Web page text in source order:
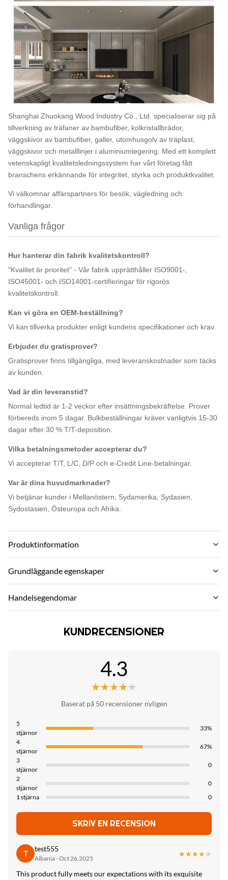
Shanghai Zhuokang Wood Industry Co., Ltd. specialiserar sig på
tillverkning av träfaner av bambufiber, kolkristallbrädor,
väggskivor av bambufiber, galler, utomhusgolv av träplast,
väggskivor och metalllinjer i aluminiumlegering. Med ett komplett
vetenskapligt kvalitetsledningssystem har vårt företag fått
branschens erkännande för integritet, styrka och produktkvalitet.
Vi välkomnar affärspartners för besök, vägledning och
förhandlingar.
Vanliga frågor
Hur hanterar din fabrik kvalitetskontroll?
"Kvalitet är prioritet" - Vår fabrik upprätthåller ISO9001-,
ISO45001- och ISO14001-certifieringar för rigorös
kvalitetskontroll.
Kan vi göra en OEM-beställning?
Vi kan tillverka produkter enligt kundens specifikationer och krav.
Erbjuder du gratisprover?
Gratisprover finns tillgängliga, med leveranskostnader som täcks
av kunden.
Vad är din leveranstid?
Normal ledtid är 1-2 veckor efter insättningsbekräftelse. Prover
förbereds inom 5 dagar. Bulkbeställningar kräver vanligtvis 15-30
dagar efter 30 % T/T-deposition.
Vilka betalningsmetoder accepterar du?
Vi accepterar T/T, L/C, D/P och e-Credit Line-betalningar.
Var är dina huvudmarknader?
Vi betjänar kunder i Mellanöstern, Sydamerika, Sydasien,
Sydostasien, Östeuropa och Afrika.
Produktinformation
Material:
Function:
Modern,Modern & Elegant Design
Decoration,school,office
Thickness:
5/8mm
Packing:
Packed by carton and Pallet
Design:
simple design,Mordern
High Light:
Fuktsäker bambu kolfiberskiva
8 mm bambu kolskiva med träkorn
Grundläggande egenskaper
Varumärke:
PRODUKTMODEL:
Handelsegendomar
Tillgångskapacitet:
6000 meter per day
KUNDRECENSIONER
4.3
★★★★★
★★★★★
Baserat på 50 recensioner nyligen
5
stjärnor
33%
4
stjärnor
67%
3
stjärnor
0
2
stjärnor
0
1 stjärna
0
SKRIV EN RECENSION
T test555
Albania - Oct 26.2025
★★★★★
★★★★★
This product fully meets our expectations with its exquisite